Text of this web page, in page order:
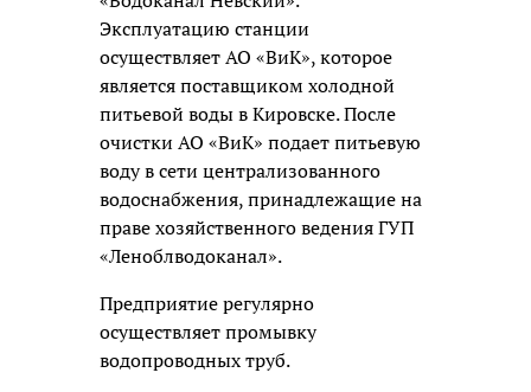
Эксплуатацию станции
осуществляет АО «ВиК», которое
является поставщиком холодной
питьевой воды в Кировске. После
очистки АО «ВиК» подает питьевую
воду в сети централизованного
водоснабжения, принадлежащие на
праве хозяйственного ведения ГУП
«Леноблводоканал».
Предприятие регулярно
осуществляет промывку
водопроводных труб.